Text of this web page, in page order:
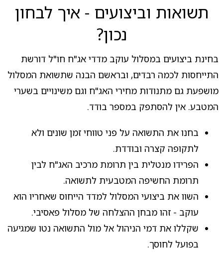
תשואות וביצועים - איך לבחון
נכון?
בחינת ביצועים במסלול עוקב מדדי אג"ח חו"ל דורשת
התייחסות לכמה רבדים, ובראשם הבנה שתשואת המסלול
מושפעת גם מתנודות מחירי האג"ח וגם משינויים בשערי
המטבע. אין להסתפק במספר בודד.
בחנו את התשואה על פני טווחי זמן שונים ולא
לתקופה קצרה ובודדת.
הפרידו מנטלית בין תרומת מרכיב האג"ח לבין
תרומת החשיפה המטבעית לתשואה.
השוו את ביצועי המסלול למדד הייחוס שאחריו הוא
עוקב - זהו מבחן ההצלחה של מסלול פאסיבי.
שקללו את דמי הניהול אל מול התשואה נטו שמגיעה
בפועל לחוסך.